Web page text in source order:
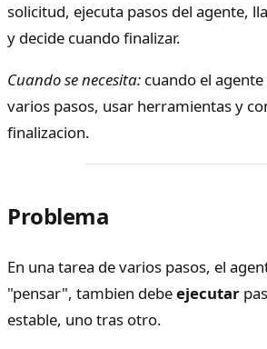
solicitud, ejecuta pasos del agente,
y decide cuando finalizar.
Cuando se necesita: cuando el
varios pasos, usar herramientas y
finalizacion.
Problema
En una tarea de varios pasos, el
"pensar", tambien debeejecutar
estable, uno tras otro.